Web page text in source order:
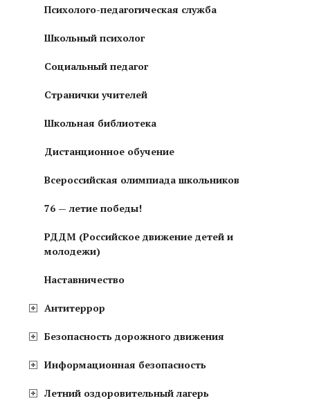
Психолого-педагогическая служба
Школьный психолог
Социальный педагог
Странички учителей
Школьная библиотека
Дистанционное обучение
Всероссийская олимпиада школьников
76 — летие победы!
РДДМ (Российское движение детей и
молодежи)
Наставничество
Антитеррор
Безопасность дорожного движения
Информационная безопасность
Летний оздоровительный лагерь